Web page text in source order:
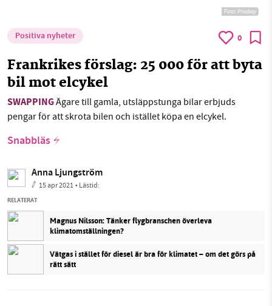
Foto:Pixabay
Positiva nyheter 0
Frankrikes förslag: 25 000 för att byta
bil mot elcykel
SWAPPINGÄgare till gamla, utsläppstunga bilar erbjuds
pengar för att skrota bilen och istället köpa en elcykel.
Snabbläs
Anna Ljungström
15 apr 2021• Lästid:
RELATERAT
Magnus Nilsson: Tänker flygbranschen överleva
klimatomställningen?
Vätgas i stället för diesel är bra för klimatet – om det görs på
rätt sätt